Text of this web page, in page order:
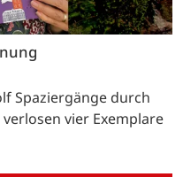
Spaziergänge durch
vier Exemplare